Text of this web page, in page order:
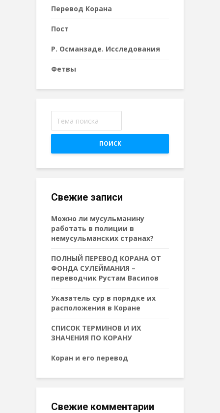
Перевод Корана
Пост
Р. Османзаде. Исследования
Фетвы
ПОИСК
Свежие записи
Можно ли мусульманину
работать в полиции в
немусульманских странах?
ПОЛНЫЙ ПЕРЕВОД КОРАНА ОТ
ФОНДА СУЛЕЙМАНИЯ –
переводчик Рустам Васипов
Указатель сур в порядке их
расположения в Коране
СПИСОК ТЕРМИНОВ И ИХ
ЗНАЧЕНИЯ ПО КОРАНУ
Коран и его перевод
Свежие комментарии